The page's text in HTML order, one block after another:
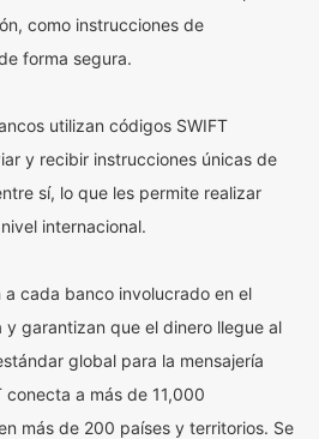
como instrucciones de
forma segura.
utilizan códigos SWIFT
y recibir instrucciones únicas de
sí, lo que les permite realizar
internacional.
cada banco involucrado en el
garantizan que el dinero llegue al
global para la mensajería
conecta a más de 11,000
más de 200 países y territorios. Se